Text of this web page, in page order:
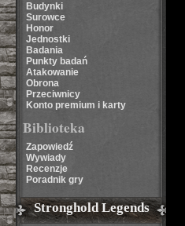
Budynki
Surowce
Honor
Jednostki
Badania
Punkty badań
Atakowanie
Obrona
Przeciwnicy
Konto premium i karty
Biblioteka
Zapowiedź
Wywiady
Recenzje
Poradnik gry
Stronghold Legends